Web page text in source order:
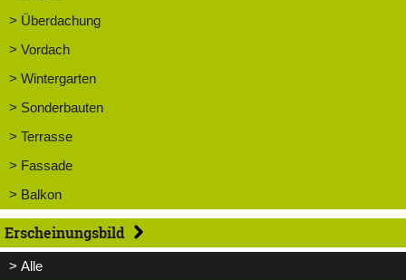
> Überdachung
> Vordach
> Wintergarten
> Sonderbauten
> Terrasse
> Fassade
> Balkon
Erscheinungsbild
> Alle